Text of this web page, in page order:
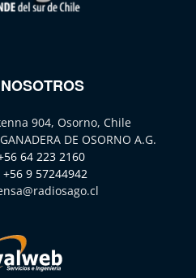
904, Osorno, Chile
DE OSORNO A.G.
64 223 2160
+56 9 57244942